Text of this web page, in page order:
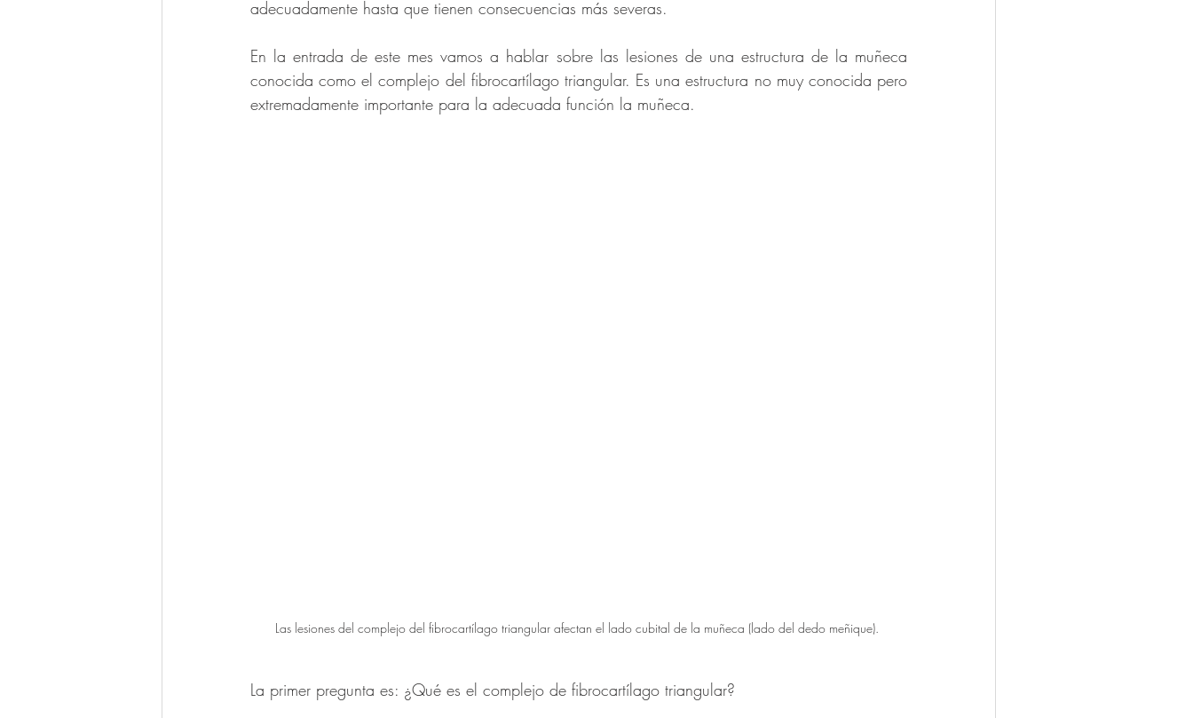
adecuadamente hasta que tienen consecuencias más severas.
En la entrada de este mes vamos a hablar sobre las lesiones de una estructura de la muñeca
conocida como el complejo del fibrocartílago triangular. Es una estructura no muy conocida pero
extremadamente importante para la adecuada función la muñeca.
Las lesiones del complejo del fibrocartílago triangular afectan el lado cubital de la muñeca (lado del dedo meñique).
La primer pregunta es: ¿Qué es el complejo de fibrocartílago triangular?